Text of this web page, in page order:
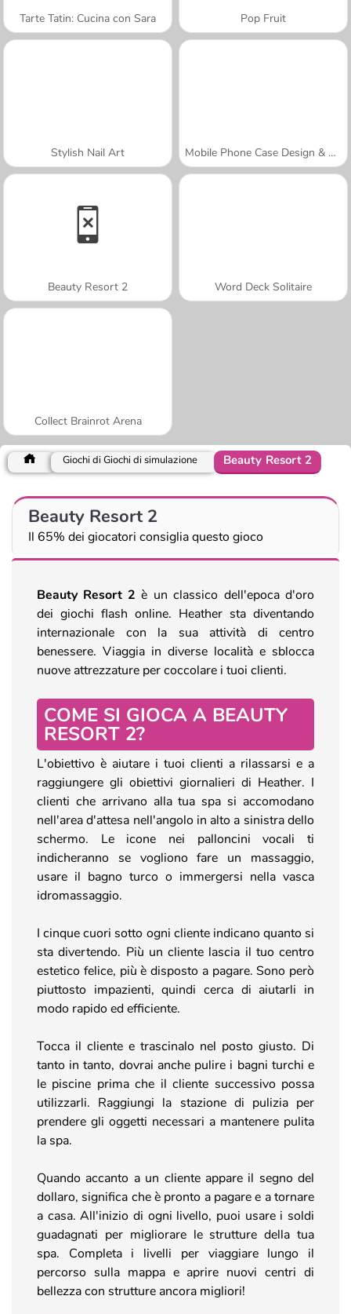
Tarte Tatin: Cucina con Sara Pop Fruit
Stylish Nail Art Mobile Phone Case Design & DIY
Beauty Resort 2 Word Deck Solitaire
Collect Brainrot Arena
Giochi di Giochi di simulazione Beauty Resort 2
Beauty Resort 2
Il 65% dei giocatori consiglia questo gioco
Beauty Resort 2 è un classico dell'epoca d'oro
dei giochi flash online. Heather sta diventando
internazionale con la sua attività di centro
benessere. Viaggia in diverse località e sblocca
nuove attrezzature per coccolare i tuoi clienti.
COME SI GIOCA A BEAUTY
RESORT 2?
L'obiettivo è aiutare i tuoi clienti a rilassarsi e a
raggiungere gli obiettivi giornalieri di Heather. I
clienti che arrivano alla tua spa si accomodano
nell'area d'attesa nell'angolo in alto a sinistra dello
schermo. Le icone nei palloncini vocali ti
indicheranno se vogliono fare un massaggio,
usare il bagno turco o immergersi nella vasca
idromassaggio.
I cinque cuori sotto ogni cliente indicano quanto si
sta divertendo. Più un cliente lascia il tuo centro
estetico felice, più è disposto a pagare. Sono però
piuttosto impazienti, quindi cerca di aiutarli in
modo rapido ed efficiente.
Tocca il cliente e trascinalo nel posto giusto. Di
tanto in tanto, dovrai anche pulire i bagni turchi e
le piscine prima che il cliente successivo possa
utilizzarli. Raggiungi la stazione di pulizia per
prendere gli oggetti necessari a mantenere pulita
la spa.
Quando accanto a un cliente appare il segno del
dollaro, significa che è pronto a pagare e a tornare
a casa. All'inizio di ogni livello, puoi usare i soldi
guadagnati per migliorare le strutture della tua
spa. Completa i livelli per viaggiare lungo il
percorso sulla mappa e aprire nuovi centri di
bellezza con strutture ancora migliori!